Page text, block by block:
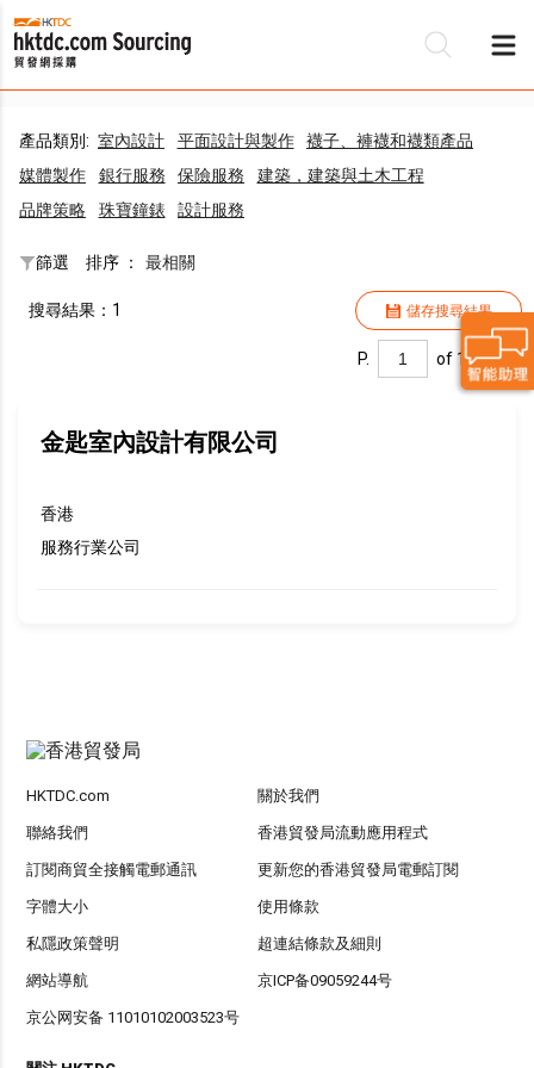
產品類別: 室內設計 平面設計與製作
襪子、褲襪和襪類產品
媒體製作
銀行服務 保險服務
建築，建築與土木工程
品牌策略
珠寶鐘錶 設計服務
篩選 排序 ： 最相關
儲存搜尋結果
搜尋結果：1
P. of 1
金匙室內設計有限公司
香港
服務行業公司
HKTDC.com 關於我們
聯絡我們 香港貿發局流動應用程式
訂閱商貿全接觸電郵通訊 更新您的香港貿發局電郵訂閱
字體大小 使用條款
私隱政策聲明 超連結條款及細則
網站導航 京ICP备09059244号
京公网安备 11010102003523号